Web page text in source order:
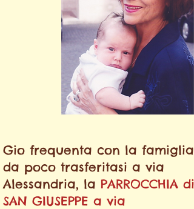
Gio frequenta con la famiglia,
da poco trasferitasi a via
Alessandria, la PARROCCHIA di
SAN GIUSEPPE avia